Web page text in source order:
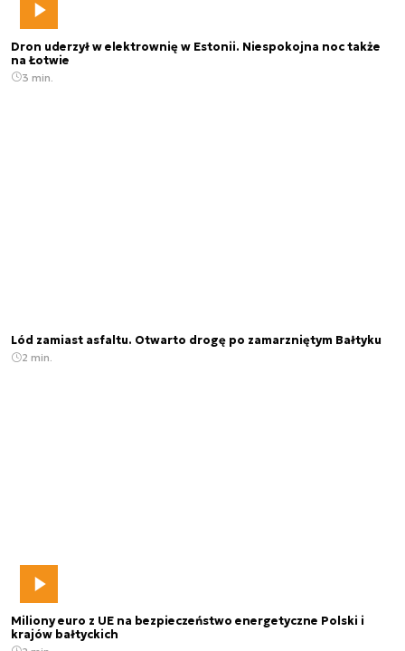
Dron uderzył w elektrownię w Estonii. Niespokojna noc także
na Łotwie
3 min.
Lód zamiast asfaltu. Otwarto drogę po zamarzniętym Bałtyku
2 min.
Miliony euro z UE na bezpieczeństwo energetyczne Polski i
krajów bałtyckich